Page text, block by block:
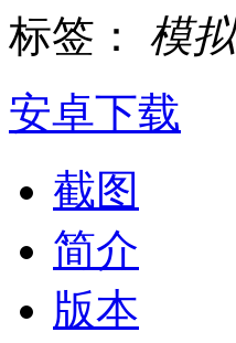
标签： 模拟
安卓下载
截图
简介
版本